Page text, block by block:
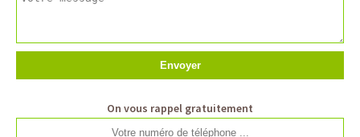
On vous rappel gratuitement